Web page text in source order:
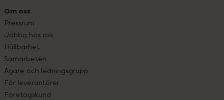
Om oss
Pressrum
Jobba hos oss
Hållbarhet
Samarbeten
Ägare och ledningsgrupp
För leverantörer
Företagskund